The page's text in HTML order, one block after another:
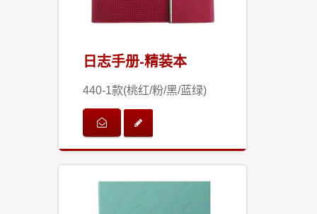
日志手册-精装本
440-1款(桃红/粉/黑/蓝绿)